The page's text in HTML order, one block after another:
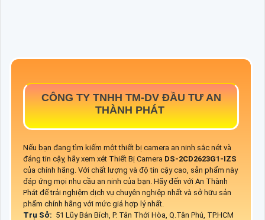
CÔNG TY TNHH TM-DV ĐẦU TƯ AN
THÀNH PHÁT
Nếu bạn đang tìm kiếm một thiết bị camera an ninh sắc nét và
đáng tin cậy, hãy xem xét Thiết Bị Camera DS-2CD2623G1-IZS
của chính hãng. Với chất lượng và độ tin cậy cao, sản phẩm này
đáp ứng mọi nhu cầu an ninh của bạn. Hãy đến với An Thành
Phát để trải nghiệm dịch vụ chuyên nghiệp nhất và sở hữu sản
phẩm chính hãng với mức giá hợp lý nhất.
Trụ Sở: 51 Lũy Bán Bích, P. Tân Thới Hòa, Q.Tân Phú, TP.HCM